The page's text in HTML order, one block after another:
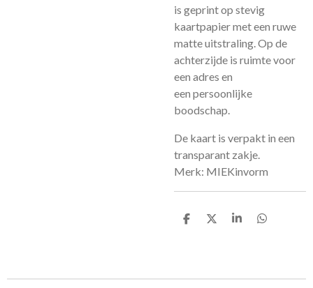
is geprint op stevig
kaartpapier met een ruwe
matte uitstraling. Op de
achterzijde is ruimte voor
een adres en
een persoonlijke
boodschap.
De kaart is verpakt in een
transparant zakje.
Merk: MIEKinvorm
D
D
S
D